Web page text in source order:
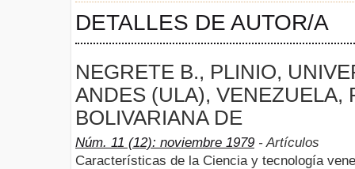
DETALLES DE AUTOR/A
NEGRETE B., PLINIO,
ANDES (ULA), VENEZUELA,
BOLIVARIANA DE
Núm. 11 (12): noviembre 1979 - Artículos
Características de la Ciencia y tecnología